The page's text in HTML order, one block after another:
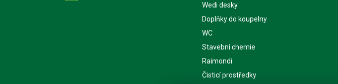
Wedi desky
Doplňky do koupelny
WC
Stavební chemie
Raimondi
Čisticí prostředky